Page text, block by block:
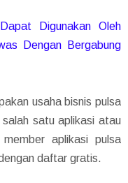
Digunakan Oleh
Dengan Bergabung
usaha bisnis pulsa
satu aplikasi atau
aplikasi pulsa
daftar gratis.